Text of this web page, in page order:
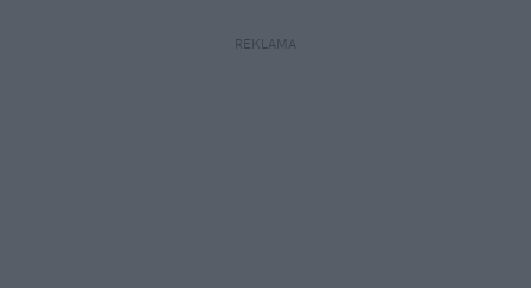
REKLAMA